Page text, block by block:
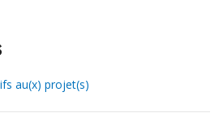
au(x) projet(s)